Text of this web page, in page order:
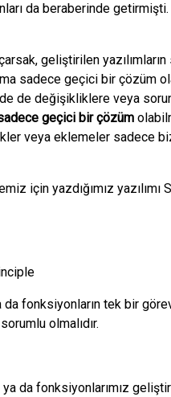
da beraberinde getirmişti.
geliştirilen
sadece geçici bir çözüm
de değişikliklere veya
geçici bir çözüm
veya eklemeler sadece
için yazdığımız
fonksiyonların tek bir
olmalıdır.
da fonksiyonlarımız